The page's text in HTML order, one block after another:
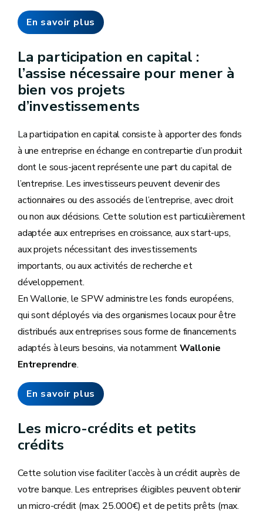
En savoir plus
La participation en capital :
l’assise nécessaire pour mener à
bien vos projets
d’investissements
La participation en capital consiste à apporter des fonds
à une entreprise en échange en contrepartie d’un produit
dont le sous-jacent représente une part du capital de
l’entreprise. Les investisseurs peuvent devenir des
actionnaires ou des associés de l’entreprise, avec droit
ou non aux décisions. Cette solution est particulièrement
adaptée aux entreprises en croissance, aux start-ups,
aux projets nécessitant des investissements
importants, ou aux activités de recherche et
développement.
En Wallonie, le SPW administre les fonds européens,
qui sont déployés via des organismes locaux pour être
distribués aux entreprises sous forme de financements
adaptés à leurs besoins, via notammentWallonie
Entreprendre.
En savoir plus
Les micro-crédits et petits
crédits
Cette solution vise faciliter l’accès à un crédit auprès de
votre banque. Les entreprises éligibles peuvent obtenir
un micro-crédit (max. 25.000€) et de petits prêts (max.